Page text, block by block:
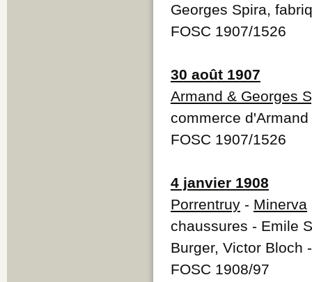
Georges Spira,
FOSC 1907/1526
30 août 1907
Armand & Georges
commerce
FOSC 1907/1526
4 janvier 1908
Porrentruy - Minerva
chaussures - Emile
Burger, Victor Bloch
FOSC 1908/97